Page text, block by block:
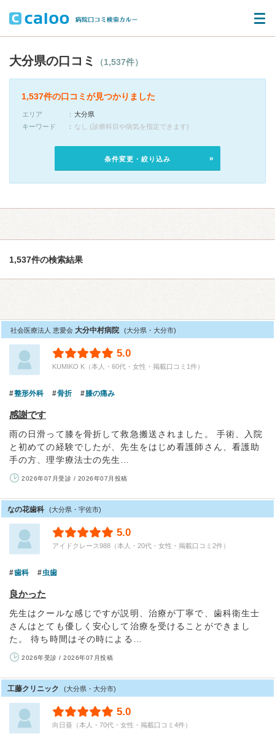
大分県の口コミ （1,537件）
1,537件の口コミが見つかりました
エリア
大分県
キーワード
なし (診療科目や病気を指定できます)
条件変更・絞り込み
1,537件の検索結果
社会医療法人 恵愛会 大分中村病院 (大分県・大分市)
5.0
KUMIKO K（本人・60代・女性・掲載口コミ1件）
整形外科 骨折 膝の痛み
感謝です
雨の日滑って膝を骨折して救急搬送されました。 手術、入院
と初めての経験でしたが、先生をはじめ看護師さん、看護助
手の方、理学療法士の先生…
2026年07月受診 / 2026年07月投稿
なの花歯科 (大分県・宇佐市)
5.0
アイドクレース988（本人・20代・女性・掲載口コミ2件）
歯科 虫歯
良かった
先生はクールな感じですが説明、治療が丁寧で、歯科衛生士
さんはとても優しく安心して治療を受けることができまし
た。 待ち時間はその時による…
2026年受診 / 2026年07月投稿
工藤クリニック (大分県・大分市)
5.0
向日葵（本人・70代・女性・掲載口コミ4件）